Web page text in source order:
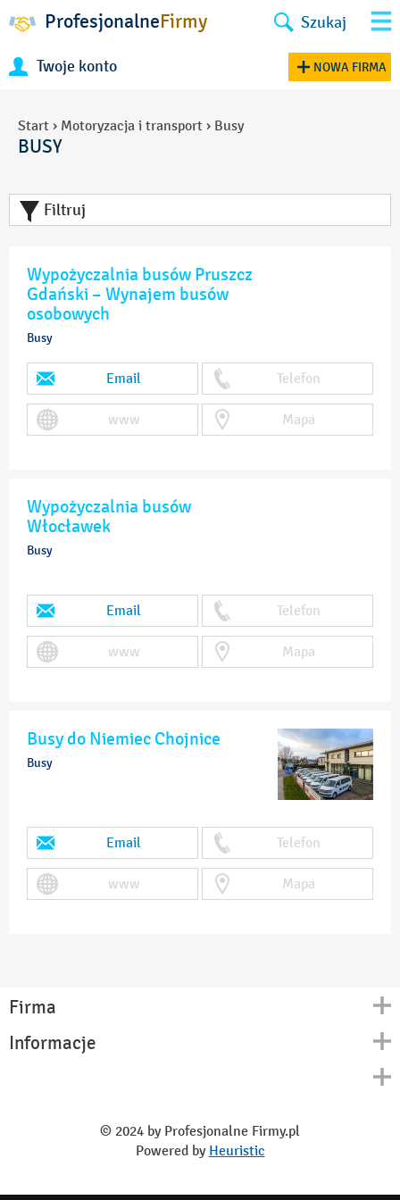
ProfesjonalneFirmy Szukaj
Twoje konto NOWA FIRMA
Start › Motoryzacja i transport › Busy
BUSY
Filtruj
Wypożyczalnia busów Pruszcz
Gdański – Wynajem busów
osobowych
Busy
Email Telefon
www Mapa
Wypożyczalnia busów
Włocławek
Busy
Email Telefon
www Mapa
Busy do Niemiec Chojnice
Busy
Email Telefon
www Mapa
Firma
Kontakt
Informacje
© 2024 by Profesjonalne Firmy.pl
Powered by Heuristic